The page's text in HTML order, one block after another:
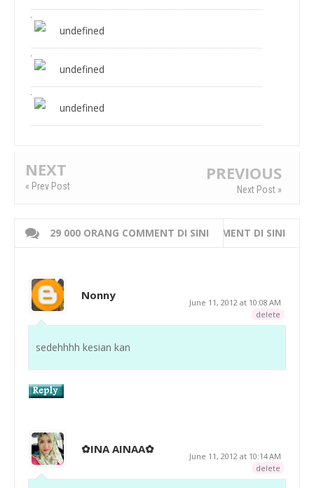
undefined
undefined
undefined
NEXT
« Prev Post
PREVIOUS
Next Post »
29 000 ORANG COMMENT DI SINI
WRITE 000 ORANG COMMENT DI SINI
Nonny
June 11, 2012 at 10:08 AM
delete
sedehhhh kesian kan
✿INA AINAA✿
June 11, 2012 at 10:14 AM
delete